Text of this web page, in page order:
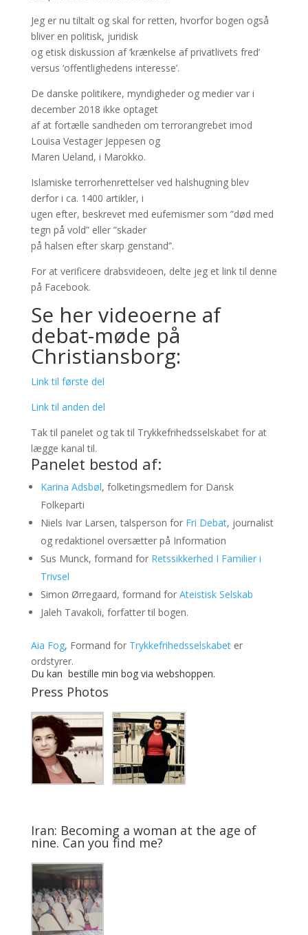
Jeg er nu tiltalt og skal for retten, hvorfor bogen også
bliver en politisk, juridisk
og etisk diskussion af ‘krænkelse af privatlivets fred’
versus ‘offentlighedens interesse’.
De danske politikere, myndigheder og medier var i
december 2018 ikke optaget
af at fortælle sandheden om terrorangrebet imod
Louisa Vestager Jeppesen og
Maren Ueland, i Marokko.
Islamiske terrorhenrettelser ved halshugning blev
derfor i ca. 1400 artikler, i
ugen efter, beskrevet med eufemismer som ”død med
tegn på vold” eller ”skader
på halsen efter skarp genstand”.
For at verificere drabsvideoen, delte jeg et link til denne
på Facebook.
Se her videoerne af
debat-møde på
Christiansborg:
Link til første del
Link til anden del
Tak til panelet og tak til Trykkefrihedsselskabet for at
lægge kanal til.
Panelet bestod af:
Karina Adsbøl, folketingsmedlem for Dansk
Folkeparti
Niels Ivar Larsen, talsperson for Fri Debat, journalist
og redaktionel oversætter på Information
Sus Munck, formand for Retssikkerhed I Familier i
Trivsel
Simon Ørregaard, formand for Ateistisk Selskab
Jaleh Tavakoli, forfatter til bogen.
Aia Fog, Formand forTrykkefrihedsselskabeter
ordstyrer.
Du kan bestille min bog via webshoppen.
Press Photos
Iran: Becoming a woman at the age of
nine. Can you find me?